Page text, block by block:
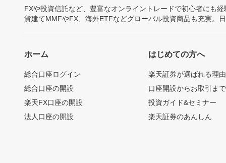
FXや投資信託など、豊富なオンライントレードで初心者にも
貨建てMMFやFX、海外ETFなどグローバル投資商品も充実。
ホーム
総合口座ログイン
総合口座の開設
楽天FX口座の開設
法人口座の開設
はじめての方へ
楽天証券が選ばれる理由
口座開設からお取引ま
投資ガイド&セミナー
楽天証券のあんしん